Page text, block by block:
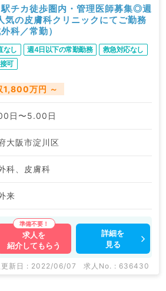
駅チカ徒歩圏内・管理医師募集◎週
の皮膚科クリニックにてご勤務
科／常勤）
なし 週4日以下の常勤勤務
救急対応なし
可
1,800万円 ～
日〜5.00日
大阪市淀川区
科、皮膚科
来
求人を
紹介してもらう
詳細を
見る
更新日 : 2022/06/07 求人No. : 636430